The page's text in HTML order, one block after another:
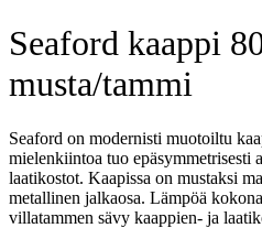
Seaford kaappi
musta/tammi
Seaford on modernisti muotoiltu
mielenkiintoa tuo epäsymmetrisesti
laatikostot. Kaapissa on mustaksi
metallinen jalkaosa. Lämpöä
villatammen sävy kaappien- ja